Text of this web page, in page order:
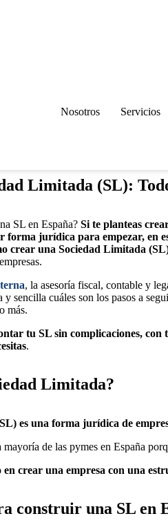
Nosotros Servicios
Limitada (SL):
SL en España? Si te planteas
forma jurídica para empezar, en
crear una Sociedad Limitada
, la asesoría fiscal, contable y
sencilla cuáles son los pasos a
más.
tu SL sin complicaciones, con
.
Limitada?
es una forma jurídica de
de las pymes en España
en crear una empresa con una
construir una SL en